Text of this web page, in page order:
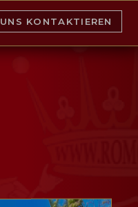
UNS KONTAKTIEREN